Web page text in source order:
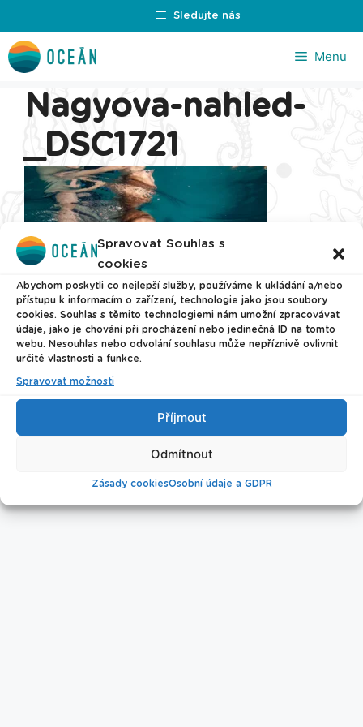
Spravovat Souhlas s
cookies
Abychom poskytli co nejlepší služby, používáme k ukládání a/nebo
přístupu k informacím o zařízení, technologie jako jsou soubory
cookies. Souhlas s těmito technologiemi nám umožní zpracovávat
údaje, jako je chování při procházení nebo jedinečná ID na tomto
webu. Nesouhlas nebo odvolání souhlasu může nepříznivě ovlivnit
určité vlastnosti a funkce.
Spravovat možnosti
Příjmout
Odmítnout
Zásady cookiesOsobní údaje a GDPR
na
obsah
Sledujte nás
Menu
Nagyova-nahled-
_DSC1721
© 2026 Plavecké centrum Oceán
Nastavení cookies
Úklid bazénu